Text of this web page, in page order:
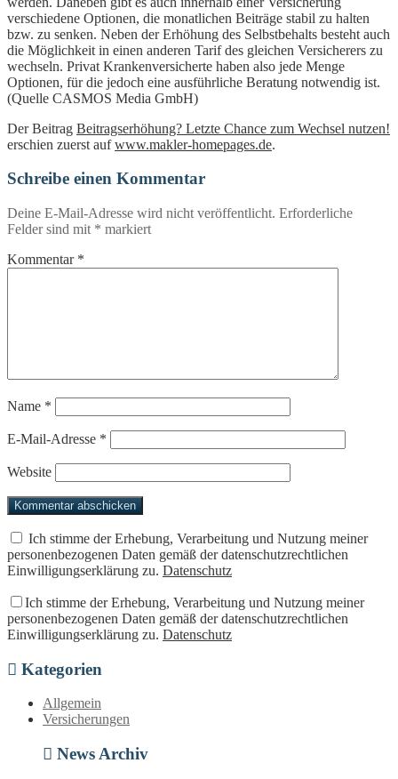
verschiedene Optionen, die monatlichen Beiträge stabil zu halten
bzw. zu senken. Neben der Erhöhung des Selbstbehalts besteht auch
die Möglichkeit in einen anderen Tarif des gleichen Versicherers zu
wechseln. Privat Krankenversicherte haben also jede Menge
Optionen, für die jedoch eine ausführliche Beratung notwendig ist.
(Quelle CASMOS Media GmbH)
Der Beitrag Beitragserhöhung? Letzte Chance zum Wechsel nutzen!
erschien zuerst aufwww.makler-homepages.de.
Schreibe einen Kommentar
Deine E-Mail-Adresse wird nicht veröffentlicht. Erforderliche
Felder sind mit * markiert
Kommentar *
Name *
E-Mail-Adresse *
Website
Ich stimme der Erhebung, Verarbeitung und Nutzung meiner
personenbezogenen Daten gemäß der datenschutzrechtlichen
Einwilligungserklärung zu. Datenschutz
Ich stimme der Erhebung, Verarbeitung und Nutzung meiner
personenbezogenen Daten gemäß der datenschutzrechtlichen
Einwilligungserklärung zu. Datenschutz
Kategorien
Allgemein
Versicherungen
News Archiv